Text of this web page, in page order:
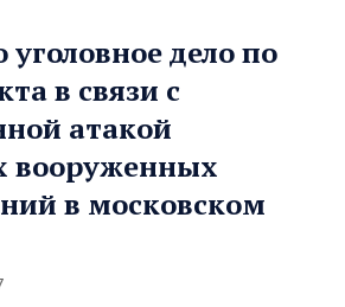
дело по
в связи с
атакой
вооруженных
в московском